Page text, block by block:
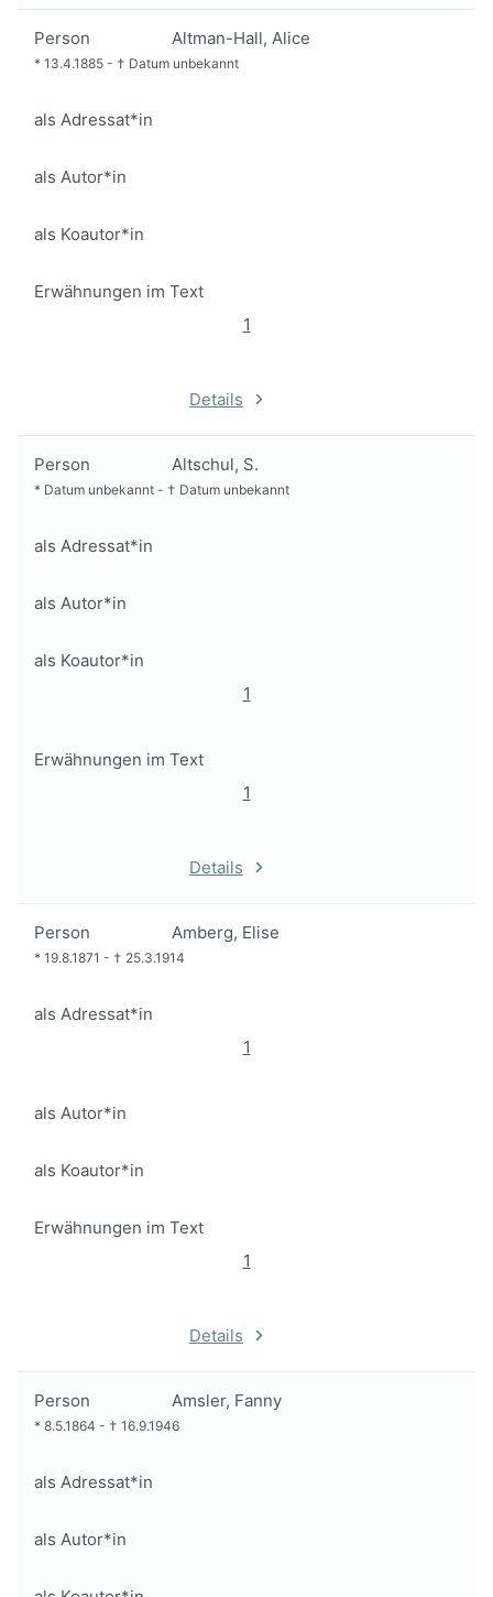
Person Altman-Hall, Alice
* 13.4.1885 - † Datum unbekannt
als Adressat*in
als Autor*in
als Koautor*in
Erwähnungen im Text
1
Details
Person Altschul, S.
* Datum unbekannt - † Datum unbekannt
als Adressat*in
als Autor*in
als Koautor*in
1
Erwähnungen im Text
1
Details
Person Amberg, Elise
* 19.8.1871 - † 25.3.1914
als Adressat*in
1
als Autor*in
als Koautor*in
Erwähnungen im Text
1
Details
Person Amsler, Fanny
* 8.5.1864 - † 16.9.1946
als Adressat*in
als Autor*in